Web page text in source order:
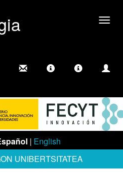
| English
UNIBERTSITATEA